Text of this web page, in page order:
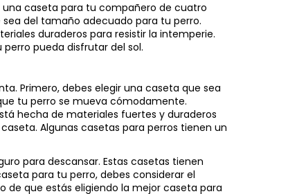
una caseta para tu compañero de cuatro
del tamaño adecuado para tu perro.
duraderos para resistir la intemperie.
pueda disfrutar del sol.
Primero, debes elegir una caseta que sea
tu perro se mueva cómodamente.
hecha de materiales fuertes y duraderos
Algunas casetas para perros tienen un
para descansar. Estas casetas tienen
para tu perro, debes considerar el
de que estás eligiendo la mejor caseta para